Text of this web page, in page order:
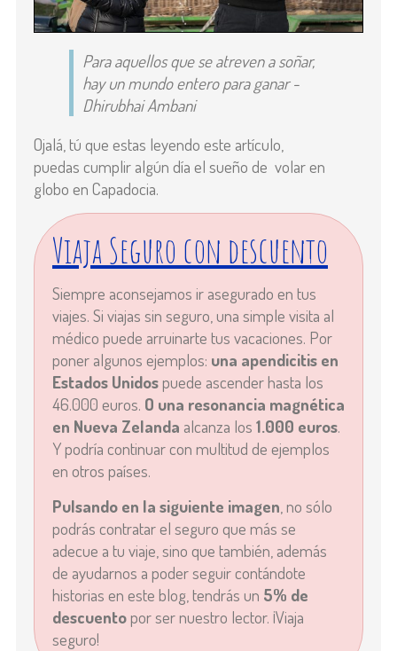
Para aquellos que se atreven a soñar,
hay un mundo entero para ganar -
Dhirubhai Ambani
Ojalá, tú que estas leyendo este artículo,
puedas cumplir algún día el sueño de volar en
globo en Capadocia.
Viaja Seguro con descuento
Siempre aconsejamos ir asegurado en tus
viajes. Si viajas sin seguro, una simple visita al
médico puede arruinarte tus vacaciones. Por
poner algunos ejemplos: una apendicitis en
Estados Unidospuede ascender hasta los
46.000 euros. O una resonancia magnética
en Nueva Zelanda alcanza los 1.000 euros.
Y podría continuar con multitud de ejemplos
en otros países.
Pulsando en la siguiente imagen , no sólo
podrás contratar el seguro que más se
adecue a tu viaje, sino que también, además
de ayudarnos a poder seguir contándote
historias en este blog, tendrás un 5% de
descuentopor ser nuestro lector. ¡Viaja
seguro!